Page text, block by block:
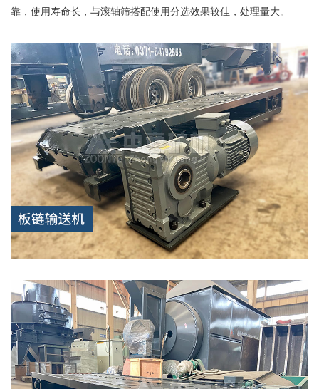
靠，使用寿命长，与滚轴筛搭配使用分选效果较佳，处理量大。